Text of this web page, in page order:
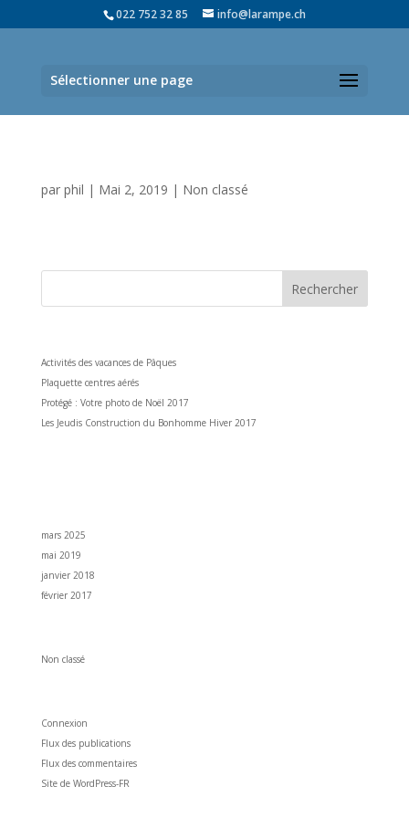
022 752 32 85 info@larampe.ch
Sélectionner une page
par phil | Mai 2, 2019 | Non classé
Activités des vacances de Pâques
Plaquette centres aérés
Protégé : Votre photo de Noël 2017
Les Jeudis Construction du Bonhomme Hiver 2017
mars 2025
mai 2019
janvier 2018
février 2017
Non classé
Connexion
Flux des publications
Flux des commentaires
Site de WordPress-FR